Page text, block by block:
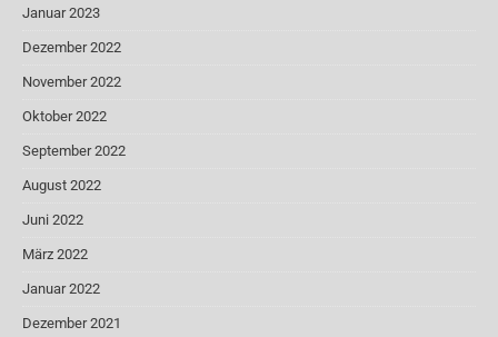
Januar 2023
Dezember 2022
November 2022
Oktober 2022
September 2022
August 2022
Juni 2022
März 2022
Januar 2022
Dezember 2021